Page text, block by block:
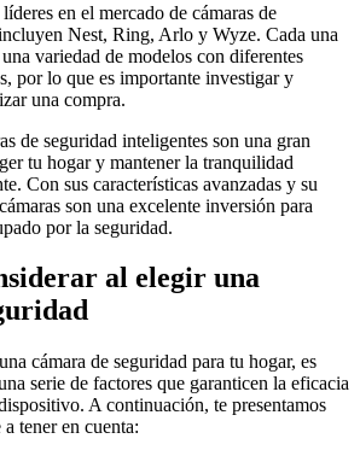
en el mercado de cámaras de
Nest, Ring, Arlo y Wyze. Cada una
variedad de modelos con diferentes
por lo que es importante investigar y
una compra.
de seguridad inteligentes son una gran
tu hogar y mantener la tranquilidad
Con sus características avanzadas y su
son una excelente inversión para
por la seguridad.
al elegir una
cámara de seguridad para tu hogar, es
serie de factores que garanticen la eficacia
A continuación, te presentamos
tener en cuenta: